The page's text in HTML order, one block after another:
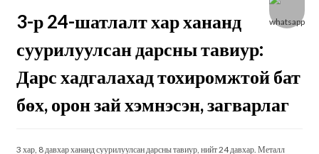
3-р 24-шатлалт хар хананд
суурилуулсан дарсны тавиур:
Дарс хадгалахад тохиромжтой бат
бөх, орон зай хэмнэсэн, загварлаг
3 хар, 8 давхар хананд суурилуулсан дарсны тавиур, нийт 24 давхар. Металл